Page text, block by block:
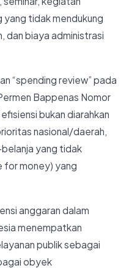
yang tidak mendukung
dan biaya administrasi
“spending review” pada
Bappenas Nomor
bukan diarahkan
nasional/daerah,
belanja yang tidak
for money) yang
anggaran dalam
menempatkan
publik sebagai
obyek